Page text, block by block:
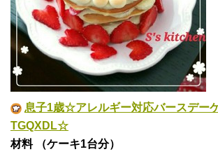
息子1歳☆アレルギー対応バースデー
TGQXDL☆
材料 （ケーキ1台分）